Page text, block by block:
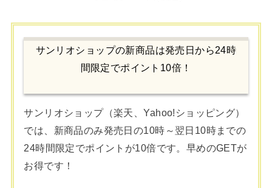
サンリオショップの新商品は発売日から24時
間限定でポイント10倍！
サンリオショップ（楽天、Yahoo!ショッピング）
では、新商品のみ発売日の10時～翌日10時までの
24時間限定でポイントが10倍です。早めのGETが
お得です！